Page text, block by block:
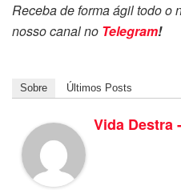
Receba de forma ágil todo o
nosso canal no Telegram!
Sobre Últimos Posts
Vida Destra